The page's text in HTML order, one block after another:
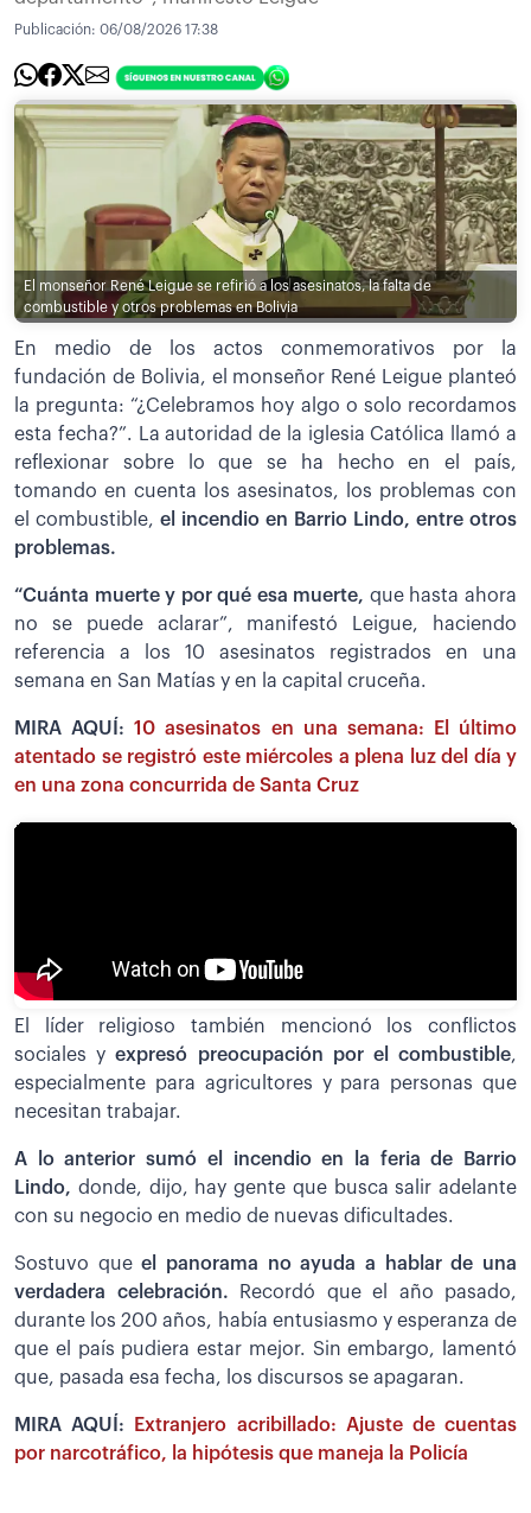
Publicación: 06/08/2026 17:38
El monseñor René Leigue se refirió a los asesinatos, la falta de
combustible y otros problemas en Bolivia
En medio de los actos conmemorativos por la
fundación de Bolivia, el monseñor René Leigue planteó
la pregunta: “¿Celebramos hoy algo o solo recordamos
esta fecha?”. La autoridad de la iglesia Católica llamó a
reflexionar sobre lo que se ha hecho en el país,
tomando en cuenta los asesinatos, los problemas con
el combustible, el incendio en Barrio Lindo, entre otros
problemas.
“Cuánta muerte y por qué esa muerte, que hasta ahora
no se puede aclarar”, manifestó Leigue, haciendo
referencia a los 10 asesinatos registrados en una
semana en San Matías y en la capital cruceña.
MIRA AQUÍ:10 asesinatos en una semana: El último
atentado se registró este miércoles a plena luz del día y
en una zona concurrida de Santa Cruz
El líder religioso también mencionó los conflictos
sociales y expresó preocupación por el combustible,
especialmente para agricultores y para personas que
necesitan trabajar.
A lo anterior sumó el incendio en la feria de Barrio
Lindo, donde, dijo, hay gente que busca salir adelante
con su negocio en medio de nuevas dificultades.
Sostuvo queel panorama no ayuda a hablar de una
verdadera celebración.
Recordó que el año pasado,
durante los 200 años, había entusiasmo y esperanza de
que el país pudiera estar mejor. Sin embargo, lamentó
que, pasada esa fecha, los discursos se apagaran.
MIRA AQUÍ:
Extranjero acribillado: Ajuste de cuentas
por narcotráfico, la hipótesis que maneja la Policía